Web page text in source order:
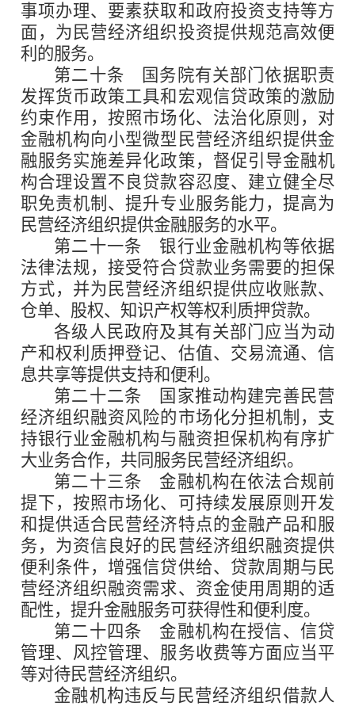
事项办理、要素获取和政府投资支持等方
面，为民营经济组织投资提供规范高效便
利的服务。
第二十条 国务院有关部门依据职责
发挥货币政策工具和宏观信贷政策的激励
约束作用，按照市场化、法治化原则，对
金融机构向小型微型民营经济组织提供金
融服务实施差异化政策，督促引导金融机
构合理设置不良贷款容忍度、建立健全尽
职免责机制、提升专业服务能力，提高为
民营经济组织提供金融服务的水平。
第二十一条 银行业金融机构等依据
法律法规，接受符合贷款业务需要的担保
方式，并为民营经济组织提供应收账款、
仓单、股权、知识产权等权利质押贷款。
各级人民政府及其有关部门应当为动
产和权利质押登记、估值、交易流通、信
息共享等提供支持和便利。
第二十二条 国家推动构建完善民营
经济组织融资风险的市场化分担机制，支
持银行业金融机构与融资担保机构有序扩
大业务合作，共同服务民营经济组织。
第二十三条 金融机构在依法合规前
提下，按照市场化、可持续发展原则开发
和提供适合民营经济特点的金融产品和服
务，为资信良好的民营经济组织融资提供
便利条件，增强信贷供给、贷款周期与民
营经济组织融资需求、资金使用周期的适
配性，提升金融服务可获得性和便利度。
第二十四条 金融机构在授信、信贷
管理、风控管理、服务收费等方面应当平
等对待民营经济组织。
金融机构违反与民营经济组织借款人